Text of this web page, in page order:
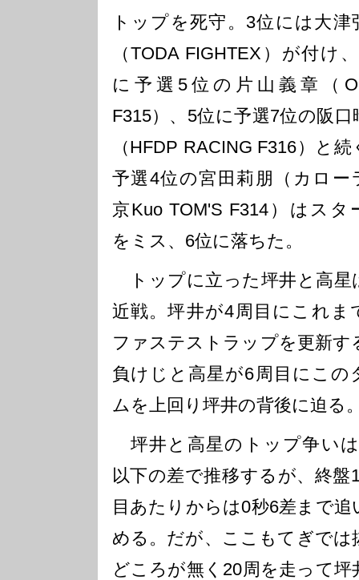
トップを死守。3位には大津
（TODA FIGHTEX）が付け
に予選5位の片山義章（
F315）、5位に予選7位の阪口
（HFDP RACING F316）と続
予選4位の宮田莉朋（カロー
京Kuo TOM'S F314）はスタ
をミス、6位に落ちた。
トップに立った坪井と高星
近戦。坪井が4周目にこれま
ファステストラップを更新す
負けじと高星が6周目にこの
ムを上回り坪井の背後に迫る
坪井と高星のトップ争い
以下の差で推移するが、終盤
目あたりからは0秒6差まで追
める。だが、ここもてぎでは
どころが無く20周を走って坪